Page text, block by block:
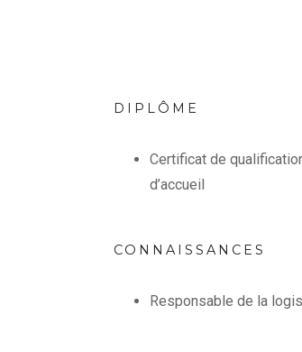
DIPLÔME
Certificat de
d’accueil
CONNAISSANCES
Responsable de la